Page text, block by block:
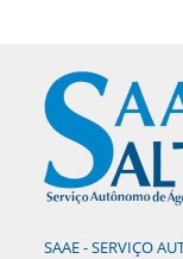
SAAE - SERVIÇO